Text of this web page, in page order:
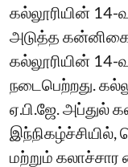
கல்லூரியின் 14-
அடுத்த
கல்லூரியின் 14-
நடைபெற்றது.
ஏ.பி.ஜே. அப்துல்
மற்றும்